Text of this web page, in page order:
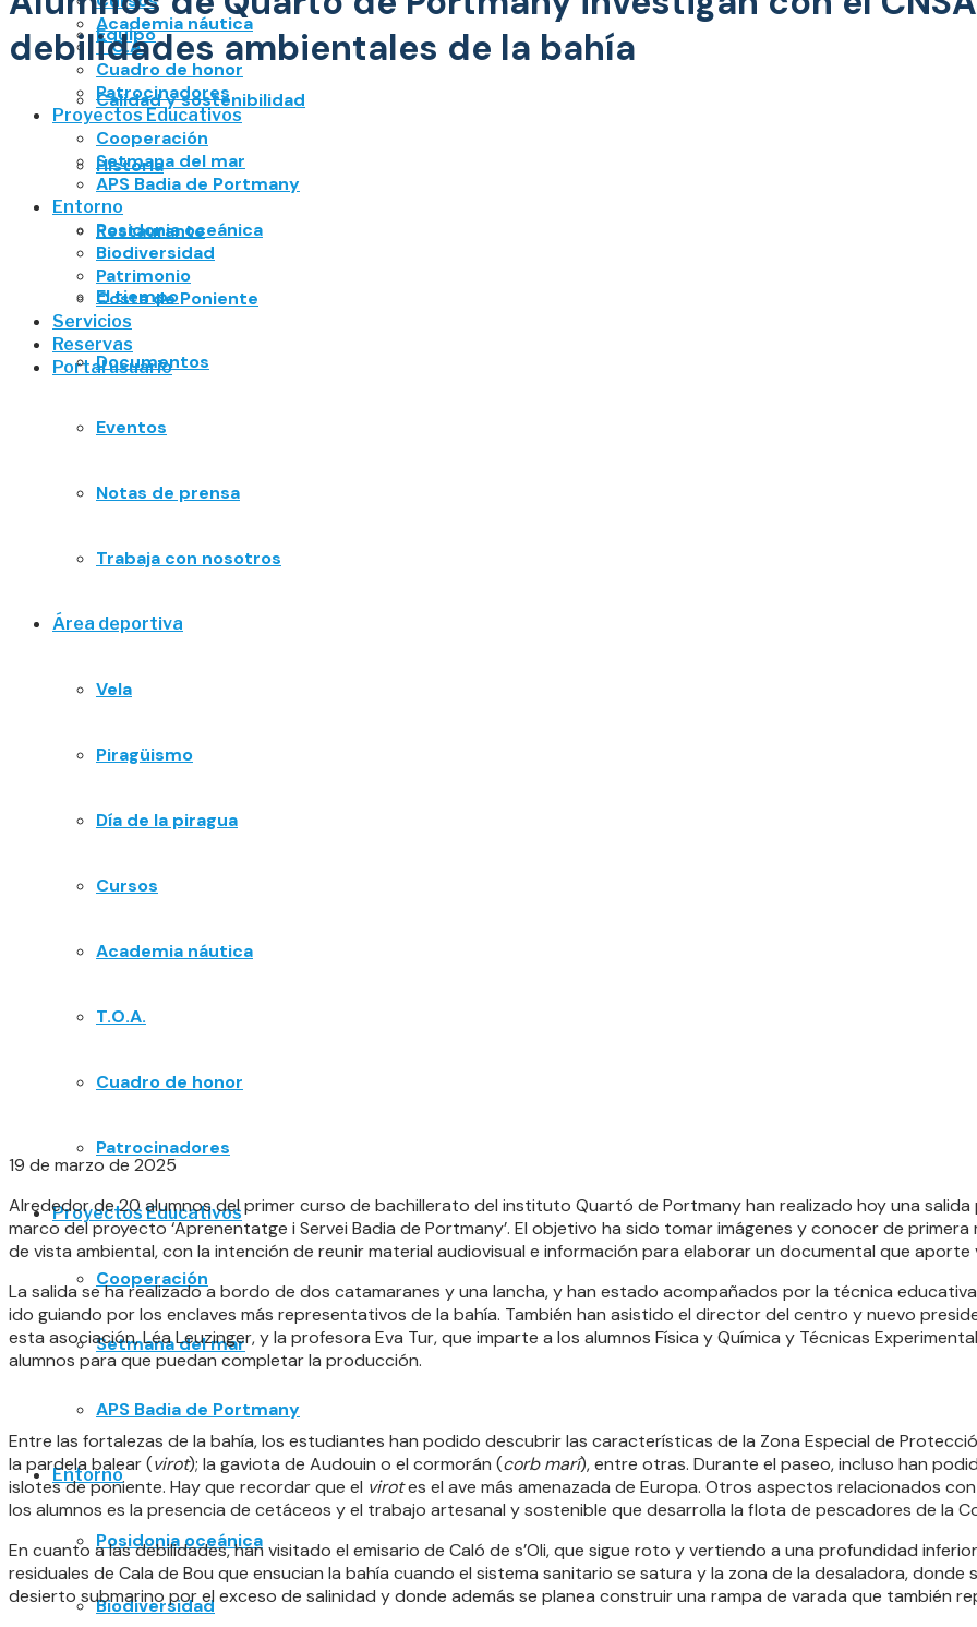
Academia náutica
T.O.A.
Cuadro de honor
Patrocinadores
Proyectos Educativos
Cooperación
Setmana del mar
APS Badia de Portmany
Entorno
Posidonia oceánica
Biodiversidad
Patrimonio
Costa de Poniente
Servicios
Reservas
Portal usuario
Equipo
Calidad y sostenibilidad
Historia
Restaurante
El tiempo
Documentos
Eventos
Notas de prensa
Trabaja con nosotros
Área deportiva
Vela
Piragüismo
Día de la piragua
Cursos
Academia náutica
T.O.A.
Cuadro de honor
Patrocinadores
Proyectos Educativos
Cooperación
Setmana del mar
APS Badia de Portmany
Entorno
Posidonia oceánica
Biodiversidad
debilidades ambientales de la bahía
19 de marzo de 2025
Alrededor de 20 alumnos del primer curso de bachillerato del instituto Quartó de Portmany han realizado hoy una
marco del proyecto ‘Aprenentatge i Servei Badia de Portmany’. El objetivo ha sido tomar imágenes y conocer de
de vista ambiental, con la intención de reunir material audiovisual e información para elaborar un documental que aporte
La salida se ha realizado a bordo de dos catamaranes y una lancha, y han estado acompañados por la técnica
ido guiando por los enclaves más representativos de la bahía. También han asistido el director del centro y nuevo
esta asociación, Léa Leuzinger, y la profesora Eva Tur, que imparte a los alumnos Física y Química y Técnicas
alumnos para que puedan completar la producción.
Entre las fortalezas de la bahía, los estudiantes han podido descubrir las características de la Zona Especial de
la pardela balear (virot); la gaviota de Audouin o el cormorán (corb marí), entre otras. Durante el paseo, incluso han
islotes de poniente. Hay que recordar que el virotes el ave más amenazada de Europa. Otros aspectos relacionados
los alumnos es la presencia de cetáceos y el trabajo artesanal y sostenible que desarrolla la flota de pescadores de la
En cuanto a las debilidades, han visitado el emisario de Caló de s’Oli, que sigue roto y vertiendo a una profundidad
residuales de Cala de Bou que ensucian la bahía cuando el sistema sanitario se satura y la zona de la desaladora,
desierto submarino por el exceso de salinidad y donde además se planea construir una rampa de varada que también